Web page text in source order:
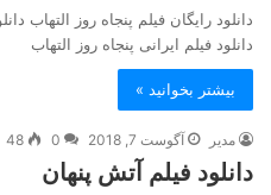
دانلود فیلم ایرانی پنجاه روز التهاب
بیشتر بخوانید »
مدیر آگوست 7, 2018 0
48
دانلود فیلم آتش پنهان